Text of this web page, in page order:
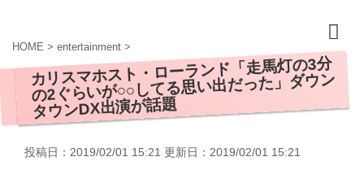
HOME > entertainment >
カリスマホスト・ローランド「走馬灯の3分
の2ぐらいが○○してる思い出だった」ダウン
タウンDX出演が話題
投稿日：2019/02/01 15:21 更新日： 2019/02/01 15:21